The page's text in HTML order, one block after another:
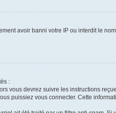
avoir banni votre IP ou interdit le
:
vous devrez suivre les instructions
puissiez vous connecter. Cette